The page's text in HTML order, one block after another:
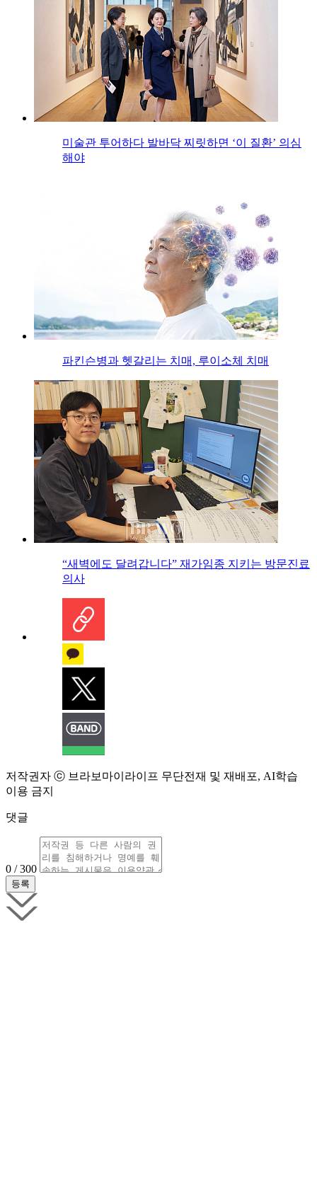
미술관 투어하다 발바닥 찌릿하면 ‘이 질환’ 의심
해야
파킨슨병과 헷갈리는 치매, 루이소체 치매
“새벽에도 달려갑니다” 재가임종 지키는 방문진료
의사
저작권자 ⓒ 브라보마이라이프 무단전재 및 재배포, AI학습
이용 금지
댓글
0 / 300